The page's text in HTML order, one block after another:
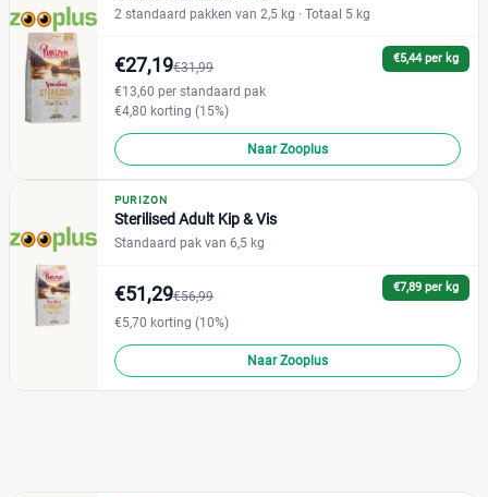
Adult
Junior (0)
Kitten
Senior
Verpakking
Blik
Maaltijdzakje (0)
Standaard pak
Voordeelpak (0)
Kleine kat (0)
2 standaard pakken van 2,5 kg · Totaal 5 kg
€5,44 per kg
€27,19€31,99
€13,60 per standaard pak
€4,80 korting (15%)
Naar Zooplus
PURIZON
Sterilised Adult Kip & Vis
Standaard pak van 6,5 kg
€7,89 per kg
€51,29€56,99
€5,70 korting (10%)
Naar Zooplus